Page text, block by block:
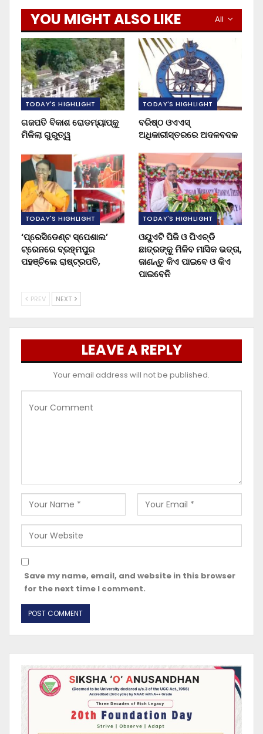
All
YOU MIGHT ALSO LIKE
TODAY'S HIGHLIGHT
ଗଜପତି ବିକାଶ ରୋଡମ୍ୟାପ୍‌କୁ
ମିଳିଲା ଗୁରୁତ୍ୱ
TODAY'S HIGHLIGHT
ବରିଷ୍ଠ ଓଏଏସ୍‌
ଅଧିକାରୀସ୍ତରରେ ଅଦଳବଦଳ
TODAY'S HIGHLIGHT
‘ପ୍ରେସିଡେଣ୍ଟ ସ୍ପେଶାଲ’
ଟ୍ରେନରେ ବ୍ରହ୍ମପୁର
ପହଞ୍ଚିଲେ ରାଷ୍ଟ୍ରପତି,
TODAY'S HIGHLIGHT
ଓୟୁଏଟି ପିଜି ଓ ପିଏଚ୍‌ଡି
ଛାତ୍ରଙ୍କୁ ମିଳିବ ମାସିକ ଭତ୍ତା,
ଜାଣନ୍ତୁ କିଏ ପାଇବେ ଓ କିଏ
ପାଇବେନି
PREV NEXT
LEAVE A REPLY
Your email address will not be published.
Save my name, email, and website in this browser
for the next time I comment.